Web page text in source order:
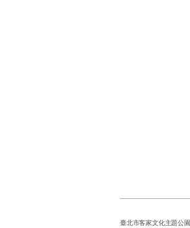
臺北市客家文化主題公園